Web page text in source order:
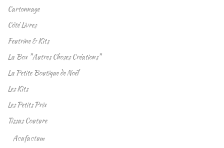
Cartonnage
Côté Livres
Feutrine & Kits
La Box "Autres Choses Créations"
La Petite Boutique de Noël
Les Kits
Les Petits Prix
Tissus Couture
Acufactum